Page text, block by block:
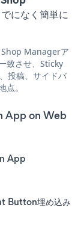
になく簡単に
Managerア
致させ、Sticky
投稿、サイドバ
。
App on Web
App
Button埋め込み